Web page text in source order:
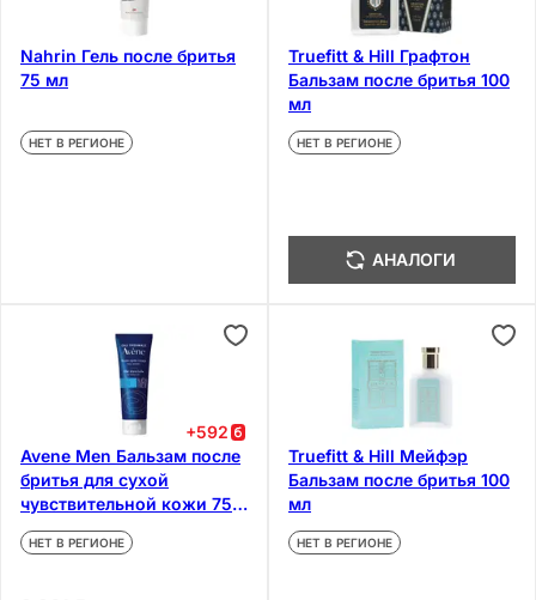
Nahrin Гель после бритья
75 мл
НЕТ В РЕГИОНЕ
Truefitt & Hill Графтон
Бальзам после бритья 100
мл
НЕТ В РЕГИОНЕ
АНАЛОГИ
+592
Avene Men Бальзам после
бритья для сухой
чувствительной кожи 75
мл
НЕТ В РЕГИОНЕ
Truefitt & Hill Мейфэр
Бальзам после бритья 100
мл
НЕТ В РЕГИОНЕ